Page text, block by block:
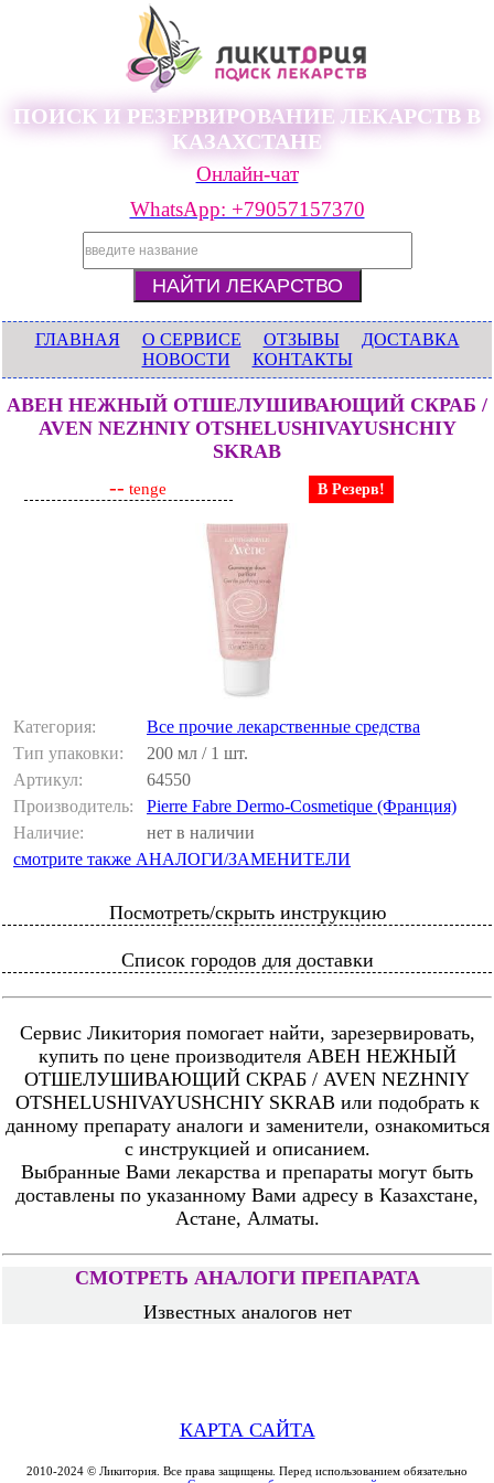
ПОИСК И РЕЗЕРВИРОВАНИЕ ЛЕКАРСТВ В
КАЗАХСТАНЕ
Онлайн-чат
WhatsApp: +79057157370
ГЛАВНАЯ О СЕРВИСЕ ОТЗЫВЫ
ДОСТАВКА
НОВОСТИ
КОНТАКТЫ
АВЕН НЕЖНЫЙ ОТШЕЛУШИВАЮЩИЙ СКРАБ /
AVEN NEZHNIY OTSHELUSHIVAYUSHCHIY
SKRAB
-- tenge В Резерв!
Категория:
Все прочие лекарственные средства
Тип упаковки:
200 мл / 1 шт.
Артикул:
64550
Производитель:
Pierre Fabre Dermo-Cosmetique (Франция)
Наличие:
нет в наличии
смотрите также АНАЛОГИ/ЗАМЕНИТЕЛИ
Посмотреть/скрыть инструкцию
Список городов для доставки
Сервис Ликитория помогает найти, зарезервировать,
купить по цене производителя АВЕН НЕЖНЫЙ
ОТШЕЛУШИВАЮЩИЙ СКРАБ / AVEN NEZHNIY
OTSHELUSHIVAYUSHCHIY SKRAB или подобрать к
данному препарату аналоги и заменители, ознакомиться
с инструкцией и описанием.
Выбранные Вами лекарства и препараты могут быть
доставлены по указанному Вами адресу в Казахстане,
Астане, Алматы.
СМОТРЕТЬ АНАЛОГИ ПРЕПАРАТА
Известных аналогов нет
КАРТА САЙТА
2010-2024 © Ликитория. Все права защищены. Перед использованием обязательно